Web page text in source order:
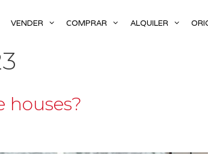
VENDER COMPRAR ALQUILER
houses?